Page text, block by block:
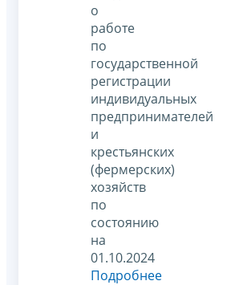
о
работе
по
государственной
регистрации
индивидуальных
предпринимателей
и
крестьянских
(фермерских)
хозяйств
по
состоянию
на
01.10.2024
Подробнее